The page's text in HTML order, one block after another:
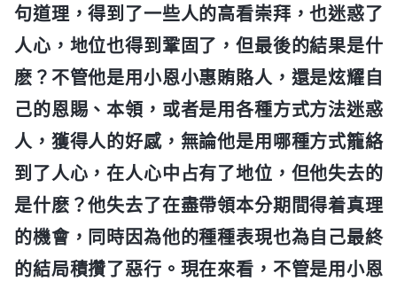
句道理，得到了一些人的高看崇拜，也迷惑了
人心，地位也得到鞏固了，但最後的結果是什
麽？不管他是用小恩小惠賄賂人，還是炫耀自
己的恩賜、本領，或者是用各種方式方法迷惑
人，獲得人的好感，無論他是用哪種方式籠絡
到了人心，在人心中占有了地位，但他失去的
是什麽？他失去了在盡帶領本分期間得着真理
的機會，同時因為他的種種表現也為自己最終
的結局積攢了惡行。現在來看，不管是用小恩